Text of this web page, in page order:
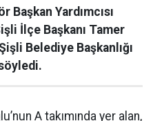
Yardımcısı
İlçe Başkanı Tamer
Belediye Başkanlığı
A takımında yer alan,